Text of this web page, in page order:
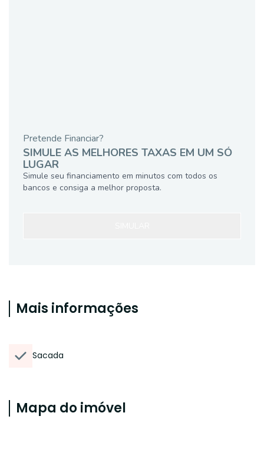
Pretende Financiar?
SIMULE AS MELHORES TAXAS EM UM SÓ
LUGAR
Simule seu financiamento em minutos com todos os
bancos e consiga a melhor proposta.
Mais informações
Sacada
Mapa do imóvel